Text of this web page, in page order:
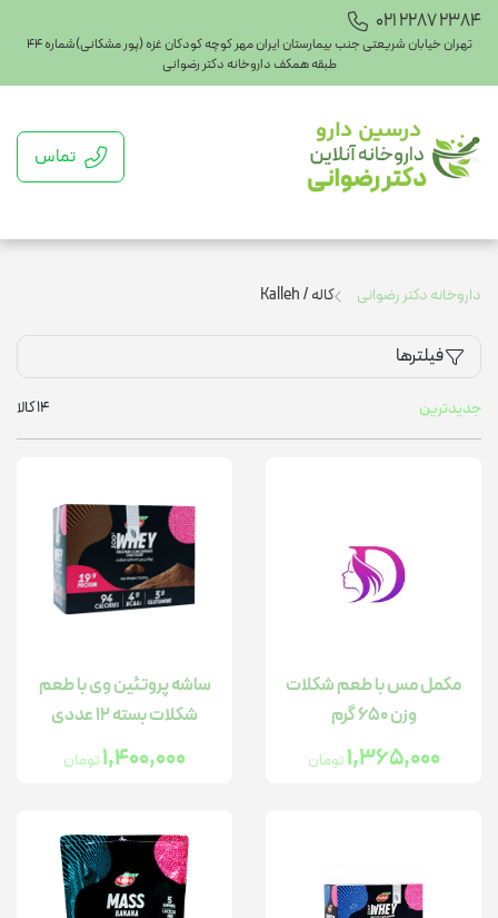
021 2287 2384
تهران خیابان شریعتی جنب بیمارستان ایران مهر کوچه کودکان غزه (پور مشکانی)شماره ۴۴
طبقه همکف داروخانه دکتر رضوانی
تماس
داروخانه دکتر رضوانی کاله / Kalleh
فیلترها
جدیدترین 14کالا
مکمل مس با طعم شکلات
وزن 650 گرم
1,365,000تومان
ساشه پروتئین وی با طعم
شکلات بسته 12 عددی
1,400,000تومان